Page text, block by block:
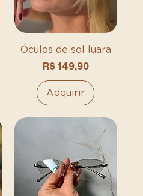
Óculos de sol luara
Preço
R$ 149,90
Adquirir